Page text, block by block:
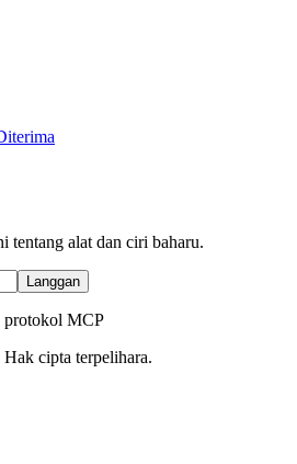
tentang alat dan ciri baharu.
Langgan
protokol MCP
cipta terpelihara.